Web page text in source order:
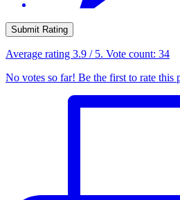
Submit Rating
Average rating 3.9 / 5. Vote count: 34
No votes so far! Be the first to rate this